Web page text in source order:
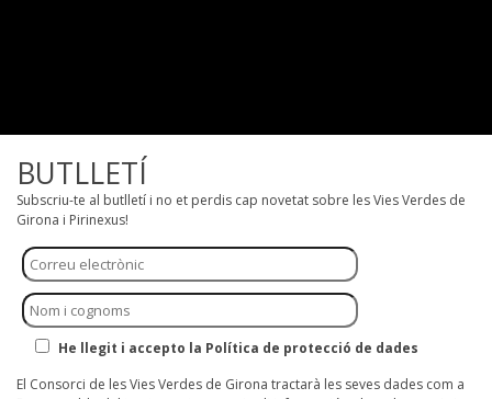
BUTLLETÍ
Subscriu-te al butlletí i no et perdis cap novetat sobre les Vies Verdes de
Girona i Pirinexus!
He llegit i accepto la Política de protecció de dades
El Consorci de les Vies Verdes de Girona tractarà les seves dades com a